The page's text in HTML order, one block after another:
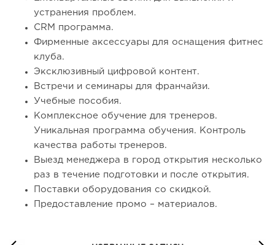
устранения проблем.
CRM программа.
Фирменные аксессуары для оснащения фитнес
клуба.
Эксклюзивный цифровой контент.
Встречи и семинары для франчайзи.
Учебные пособия.
Комплексное обучение для тренеров.
Уникальная программа обучения. Контроль
качества работы тренеров.
Выезд менеджера в город открытия несколько
раз в течение подготовки и после открытия.
Поставки оборудования со скидкой.
Предоставление промо – материалов.